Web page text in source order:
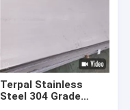
Terpal Stainless
Steel 304 Grade